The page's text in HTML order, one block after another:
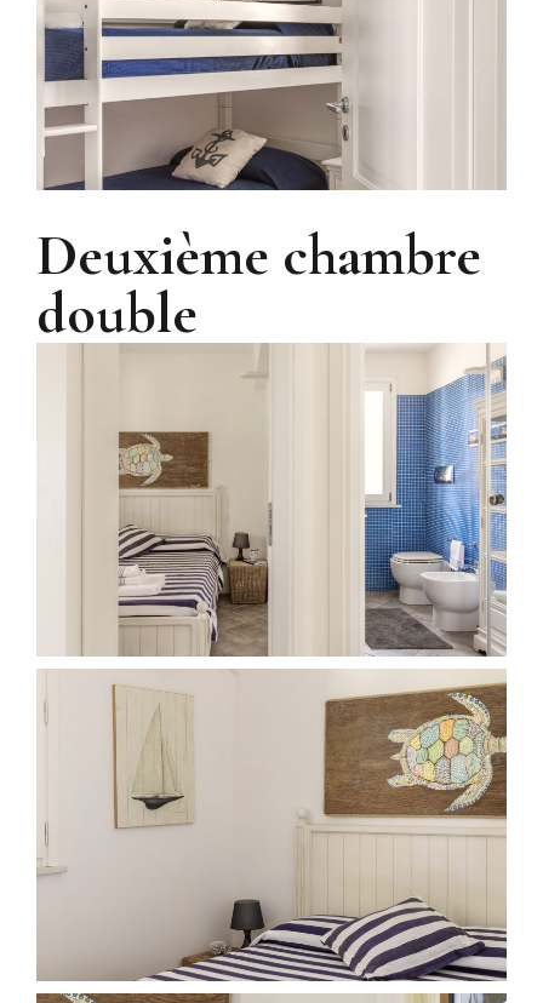
Deuxième chambre
double